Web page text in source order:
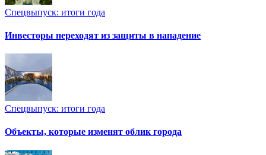
Спецвыпуск: итоги года
Инвесторы переходят из защиты в нападение
Спецвыпуск: итоги года
Объекты, которые изменят облик города